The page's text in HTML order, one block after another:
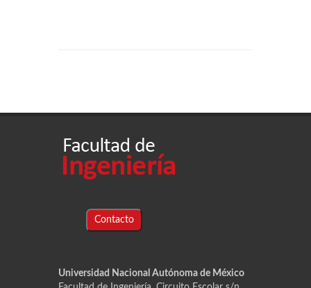
Contacto
Universidad Nacional Autónoma de México